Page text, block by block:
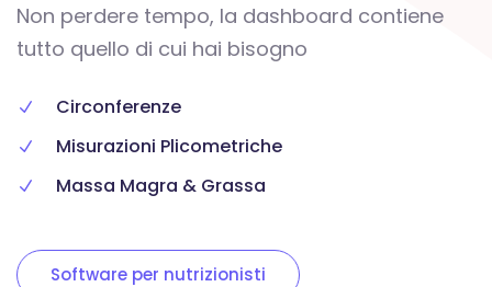
Non perdere tempo, la dashboard contiene
tutto quello di cui hai bisogno
Circonferenze
Misurazioni Plicometriche
Massa Magra & Grassa
Software per nutrizionisti